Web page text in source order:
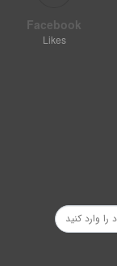
Facebook
Likes